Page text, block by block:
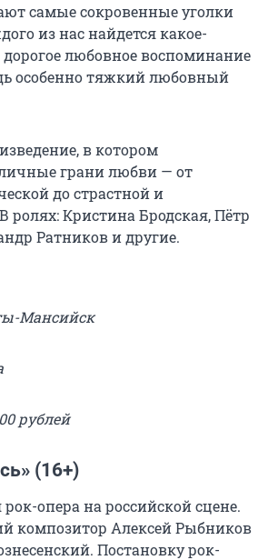
самые сокровенные уголки
из нас найдется какое-
дорогое любовное воспоминание
особенно тяжкий любовный
в котором
грани любви — от
до страстной и
Кристина Бродская, Пётр
Ратников и другие.
Мансийск
рублей
(16+)
опера на российской сцене.
композитор Алексей Рыбников
Постановку рок-